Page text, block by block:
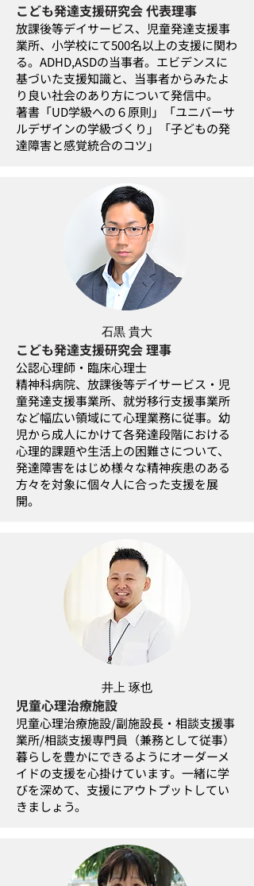
こども発達支援研究会 代表理事
放課後等デイサービス、児童発達支援事
業所、小学校にて500名以上の支援に関わ
る。ADHD,ASDの当事者。エビデンスに
基づいた支援知識と、当事者からみたよ
り良い社会のあり方について発信中。
著書「UD学級への６原則」「ユニバーサ
ルデザインの学級づくり」「子どもの発
達障害と感覚統合のコツ」
石黒 貴大
こども発達支援研究会 理事
公認心理師・臨床心理士
精神科病院、放課後等デイサービス・児
童発達支援事業所、就労移行支援事業所
など幅広い領域にて心理業務に従事。幼
児から成人にかけて各発達段階における
心理的課題や生活上の困難さについて、
発達障害をはじめ様々な精神疾患のある
方々を対象に個々人に合った支援を展
開。
井上 琢也
児童心理治療施設
児童心理治療施設/副施設長・相談支援事
業所/相談支援専門員（兼務として従事）
暮らしを豊かにできるようにオーダーメ
イドの支援を心掛けています。一緒に学
びを深めて、支援にアウトプットしてい
きましょう。